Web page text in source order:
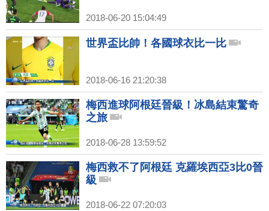
2018-06-20 15:04:49
世界盃比帥！各國球衣比一比
2018-06-16 21:20:38
梅西進球阿根廷晉級！冰島結束驚奇
之旅
2018-06-28 13:59:52
梅西救不了阿根廷 克羅埃西亞3比0晉
級
2018-06-22 07:20:03